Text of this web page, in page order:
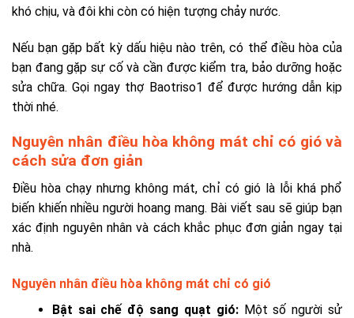
khó chịu, và đôi khi còn có hiện tượng chảy nước.
Nếu bạn gặp bất kỳ dấu hiệu nào trên, có thể điều hòa của
bạn đang gặp sự cố và cần được kiểm tra, bảo dưỡng hoặc
sửa chữa. Gọi ngay thợ Baotriso1 để được hướng dẫn kịp
thời nhé.
Nguyên nhân điều hòa không mát chỉ có gió và
cách sửa đơn giản
Điều hòa chạy nhưng không mát, chỉ có gió là lỗi khá phổ
biến khiến nhiều người hoang mang. Bài viết sau sẽ giúp bạn
xác định nguyên nhân và cách khắc phục đơn giản ngay tại
nhà.
Nguyên nhân điều hòa không mát chỉ có gió
Bật sai chế độ sang quạt gió: Một số người sử